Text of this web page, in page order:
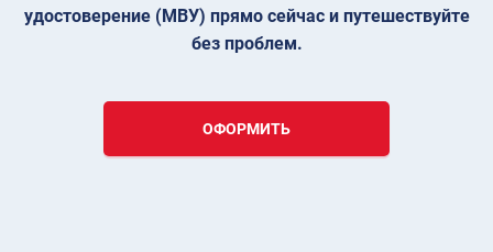
удостоверение (МВУ) прямо сейчас и путешествуйте
без проблем.
ОФОРМИТЬ